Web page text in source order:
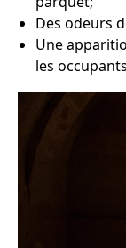
Des odeurs
Une
les